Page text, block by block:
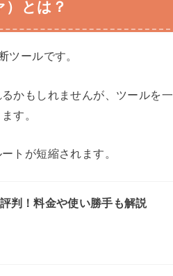
とは？
ツールです。
かもしれませんが、ツールを一
す。
トが短縮されます。
判！料金や使い勝手も解説